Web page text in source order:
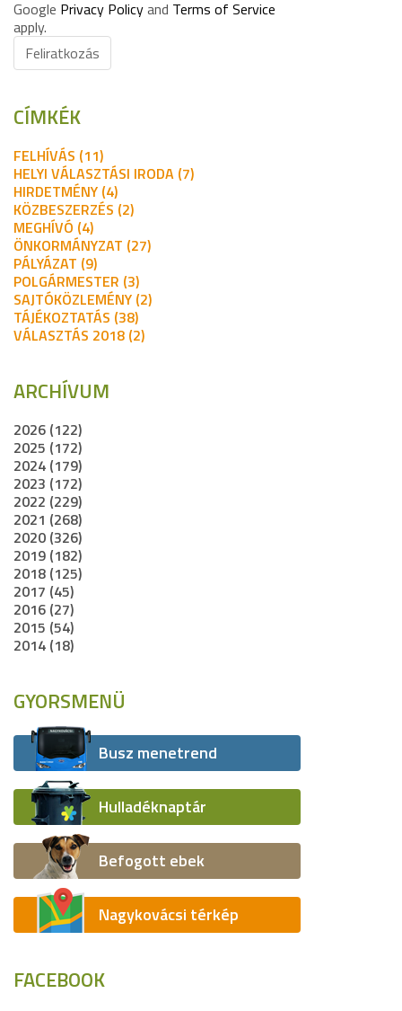
Google Privacy Policyand Terms of Service
apply.
Feliratkozás
CÍMKÉK
FELHÍVÁS (11)
HELYI VÁLASZTÁSI IRODA (7)
HIRDETMÉNY (4)
KÖZBESZERZÉS (2)
MEGHÍVÓ (4)
ÖNKORMÁNYZAT (27)
PÁLYÁZAT (9)
POLGÁRMESTER (3)
SAJTÓKÖZLEMÉNY (2)
TÁJÉKOZTATÁS (38)
VÁLASZTÁS 2018 (2)
ARCHÍVUM
2026 (122)
2025 (172)
2024 (179)
2023 (172)
2022 (229)
2021 (268)
2020 (326)
2019 (182)
2018 (125)
2017 (45)
2016 (27)
2015 (54)
2014 (18)
GYORSMENÜ
Busz menetrend
Hulladéknaptár
Befogott ebek
Nagykovácsi térkép
FACEBOOK